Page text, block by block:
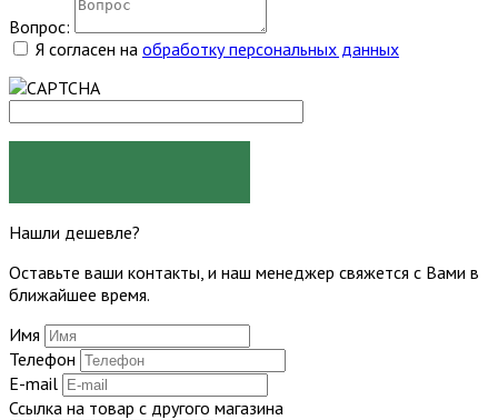
Вопрос:
Я согласен на обработку персональных данных
Нашли дешевле?
Оставьте ваши контакты, и наш менеджер свяжется с Вами в
ближайшее время.
Имя
Телефон
E-mail
Ссылка на товар с другого магазина